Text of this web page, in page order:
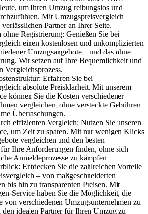
um Ihren Umzug reibungslos und
Mit Umzugspreisvergleich
verlässlichen Partner an Ihrer Seite.
ohne Registrierung: Genießen Sie bei
einen kostenlosen und unkomplizierten
Umzugsangebote – und das ohne
Wir setzen auf Ihre Bequemlichkeit und
Vergleichsprozess.
Erfahren Sie bei
absolute Preisklarheit. Mit unserem
können Sie die Kosten verschiedener
vergleichen, ohne versteckte Gebühren
Überraschungen.
effizienten Vergleich: Nutzen Sie unseren
um Zeit zu sparen. Mit nur wenigen Klicks
vergleichen und den besten
Ihre Anforderungen finden, ohne sich
Anmeldeprozesse zu kämpfen.
Entdecken Sie die zahlreichen Vorteile
– von maßgeschneiderten
bis hin zu transparenten Preisen. Mit
Service haben Sie die Möglichkeit, die
von verschiedenen Umzugsunternehmen zu
den idealen Partner für Ihren Umzug zu